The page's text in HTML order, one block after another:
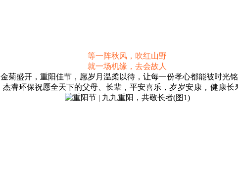
等一阵秋风，吹红山野
就一场机缘，去会故人
金菊盛开，重阳佳节，愿岁月温柔以待，让每一份孝心都能被时光铭
杰睿环保祝愿全天下的父母、长辈，平安喜乐，岁岁安康，健康长